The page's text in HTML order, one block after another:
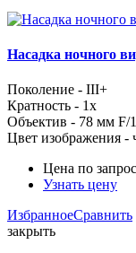
Насадка ночного
Поколение - III+
Кратность - 1x
Объектив - 78 мм F/
Цвет изображения -
Цена по
Узнать цену
ИзбранноеСравнить
закрыть